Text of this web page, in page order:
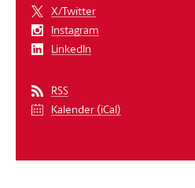
X/Twitter
Instagram
LinkedIn
RSS
Kalender (iCal)